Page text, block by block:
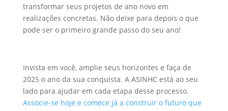
transformar seus projetos de ano novo em
realizações concretas. Não deixe para depois o que
pode ser o primeiro grande passo do seu ano!
Invista em você, amplie seus horizontes e faça de
2025 o ano da sua conquista. A ASINHC está ao seu
lado para ajudar em cada etapa desse processo.
Associe-se hoje e comece já a construir o futuro que